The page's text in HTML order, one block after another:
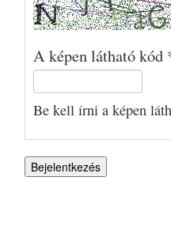
A képen látható kód
Be kell írni a képen